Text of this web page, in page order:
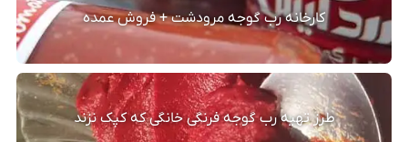
کارخانه رب گوجه مرودشت + فروش عمده
طرز تهیه رب گوجه فرنگی خانگی که کپک نزند